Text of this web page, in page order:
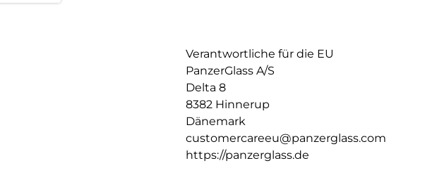
Verantwortliche für die EU
PanzerGlass A/S
Delta 8
8382 Hinnerup
Dänemark
customercareeu@panzerglass.com
https://panzerglass.de